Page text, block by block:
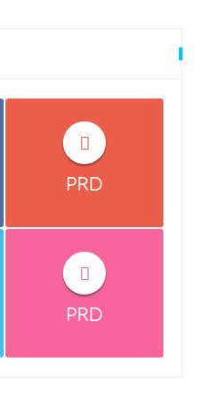
PRD
PRD